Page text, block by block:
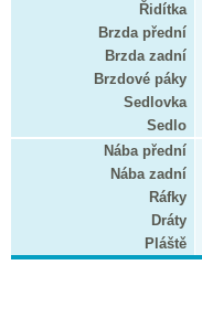
Řidítka
Brzda přední
Brzda zadní
Brzdové páky
Sedlovka
Sedlo
Nába přední
Nába zadní
Ráfky
Dráty
Pláště